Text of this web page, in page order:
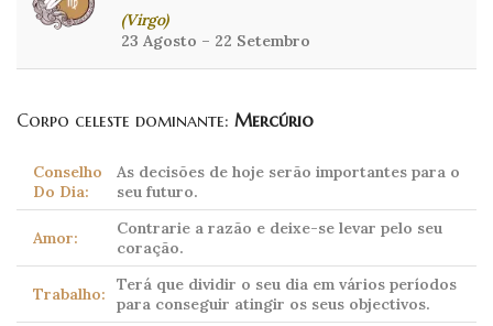
(Virgo)
23 Agosto – 22 Setembro
Corpo celeste dominante: Mercúrio
Conselho
Do Dia:
As decisões de hoje serão importantes para o
seu futuro.
Amor:
Contrarie a razão e deixe-se levar pelo seu
coração.
Trabalho:
Terá que dividir o seu dia em vários períodos
para conseguir atingir os seus objectivos.